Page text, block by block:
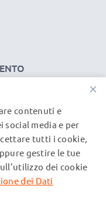
i costi di
marchi menzionati
×
contenuti e
media e per
tutti i cookie,
gestire le tue
dei cookie
dei Dati